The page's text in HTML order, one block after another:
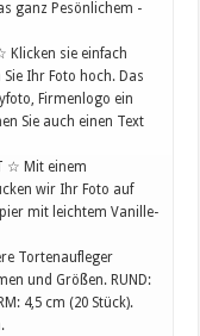
ganz Pesönlichem -
☆ Klicken sie einfach
Ihr Foto hoch. Das
Firmenlogo ein
Sie auch einen Text
☆ Mit einem
wir Ihr Foto auf
mit leichtem Vanille-
Tortenaufleger
und Größen. RUND:
4,5 cm (20 Stück).